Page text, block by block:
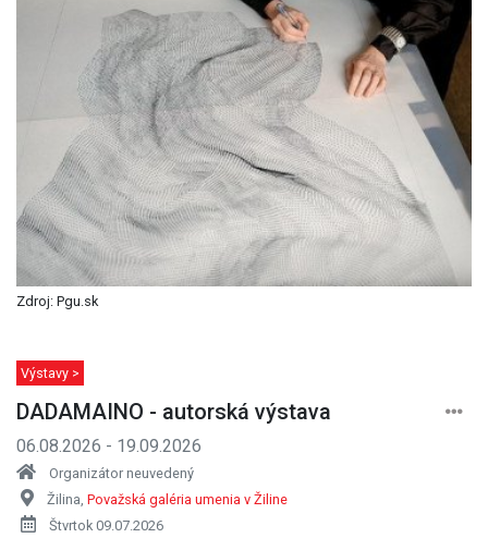
Zdroj: Pgu.sk
Výstavy >
DADAMAINO - autorská výstava
06.08.2026 - 19.09.2026
Organizátor neuvedený
Žilina, Považská galéria umenia v Žiline
Štvrtok 09.07.2026